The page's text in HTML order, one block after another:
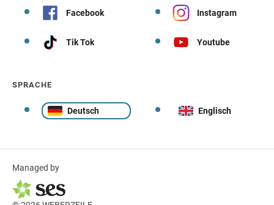
Facebook Instagram
Tik Tok Youtube
SPRACHE
Deutsch Englisch
Managed by